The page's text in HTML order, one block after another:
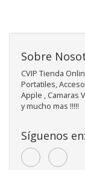
Sobre
CVIP Tienda
Portatiles,
Apple , Camaras
y mucho mas !!!!!
Síguenos en: